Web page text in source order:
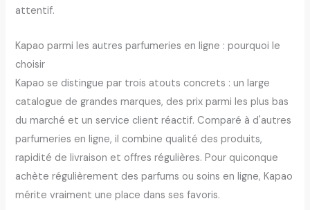
attentif.
Kapao parmi les autres parfumeries en ligne : pourquoi le
choisir
Kapao se distingue par trois atouts concrets : un large
catalogue de grandes marques, des prix parmi les plus bas
du marché et un service client réactif. Comparé à d'autres
parfumeries en ligne, il combine qualité des produits,
rapidité de livraison et offres régulières. Pour quiconque
achète régulièrement des parfums ou soins en ligne, Kapao
mérite vraiment une place dans ses favoris.